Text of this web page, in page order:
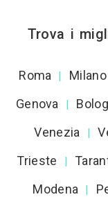
Trova i
Roma | Milano
Genova |
Venezia |
Trieste |
Modena |